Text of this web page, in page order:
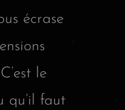
écrase
le
qu’il faut